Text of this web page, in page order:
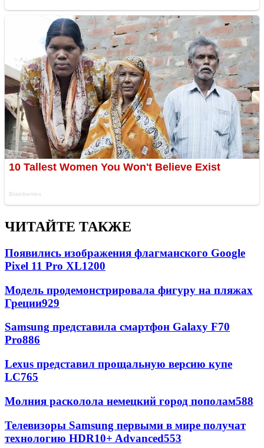
ЧИТАЙТЕ ТАКЖЕ
Появились изображения флагманского Google
Pixel 11 Pro XL1200
Модель продемонстрировала фигуру на пляжах
Греции929
Samsung представила смартфон Galaxy F70
Pro886
Lexus представил прощальную версию купе
LC765
Молния расколола немецкий город пополам588
Телевизоры Samsung первыми в мире получат
технологию HDR10+ Advanced553